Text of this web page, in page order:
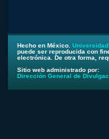
Hecho en México. Universidad
puede ser reproducida con
electrónica. De otra forma,
Sitio web administrado por:
Dirección General de